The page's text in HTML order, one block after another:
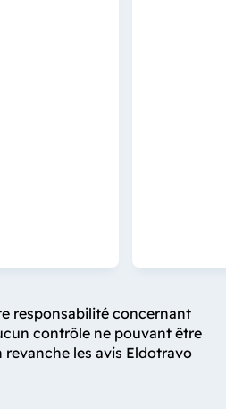
responsabilité concernant
contrôle ne pouvant être
les avis Eldotravo